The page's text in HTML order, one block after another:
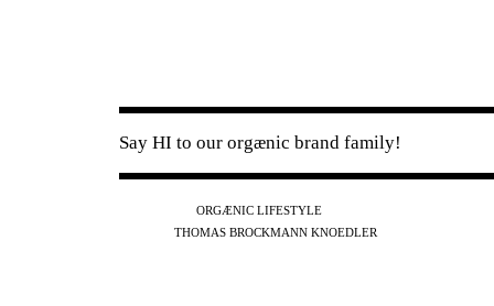
Say HI to our orgænic brand family!
ORGÆNIC LIFESTYLE
THOMAS BROCKMANN KNOEDLER